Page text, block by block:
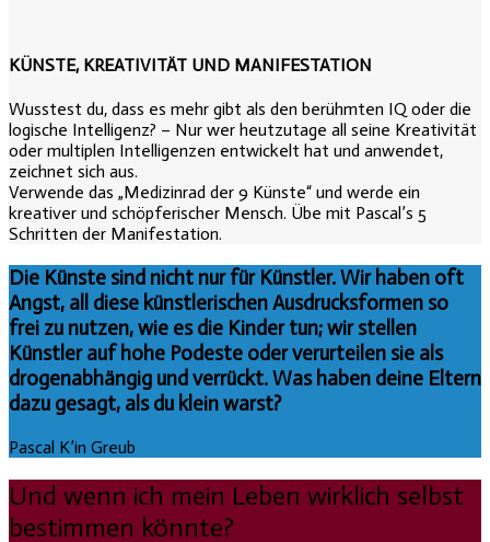
KÜNSTE, KREATIVITÄT UND MANIFESTATION
Wusstest du, dass es mehr gibt als den berühmten IQ oder die
logische Intelligenz? – Nur wer heutzutage all seine Kreativität
oder multiplen Intelligenzen entwickelt hat und anwendet,
zeichnet sich aus.
Verwende das „Medizinrad der 9 Künste“ und werde ein
kreativer und schöpferischer Mensch. Übe mit Pascal’s 5
Schritten der Manifestation.
Die Künste sind nicht nur für Künstler. Wir haben oft
Angst, all diese künstlerischen Ausdrucksformen so
frei zu nutzen, wie es die Kinder tun; wir stellen
Künstler auf hohe Podeste oder verurteilen sie als
drogenabhängig und verrückt. Was haben deine Eltern
dazu gesagt, als du klein warst?
Pascal K’in Greub
Und wenn ich mein Leben wirklich selbst
bestimmen könnte?